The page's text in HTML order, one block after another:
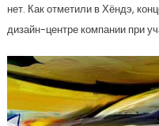
нет. Как отметили в Хёндэ,
дизайн-центре компании при